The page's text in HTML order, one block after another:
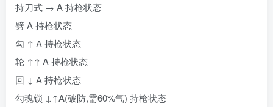
持刀式 → A 持枪状态
劈 A 持枪状态
勾 ↑ A 持枪状态
轮 ↑↑ A 持枪状态
回 ↓ A 持枪状态
勾魂锁 ↓↑A(破防,需60%气) 持枪状态